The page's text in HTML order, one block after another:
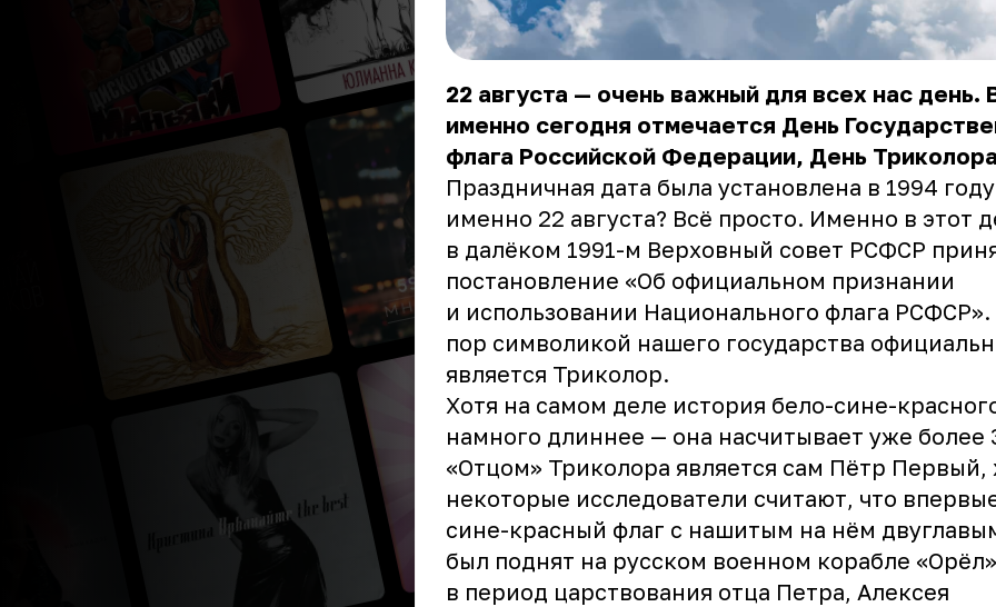
22 августа — очень важный для всех нас день.
именно сегодня отмечается День
флага Российской Федерации, День
Праздничная дата была установлена в 1994
именно 22 августа? Всё просто. Именно в этот
в далёком 1991-м Верховный совет РСФСР
постановление «Об официальном признании
и использовании Национального флага РСФСР».
пор символикой нашего государства
является Триколор.
Хотя на самом деле история бело-сине-
намного длиннее — она насчитывает уже более
«Отцом» Триколора является сам Пётр Первый,
некоторые исследователи считают, что
сине-красный флаг с нашитым на нём
был поднят на русском военном корабле «Орёл»
в период царствования отца Петра, Алексея